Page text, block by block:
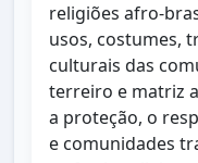
religiões afro-
usos, costumes,
culturais das
terreiro e matriz
a proteção, o
e comunidades